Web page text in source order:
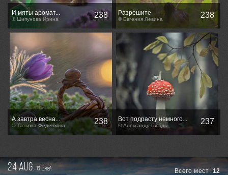
И мяты аромат...
© Шипунова Ирина 238
Разрешите
познакомиться...
© Евгения Левина 238
А завтра весна...
© Татьяна Феденкова 238 Вот подрасту немного...
© Александр Гвоздь 237
24 aug. 16 дней Всего мест: 12